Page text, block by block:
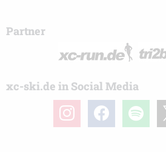
Partner
xc-ski.de in Social Media
instagramfacebook spotify